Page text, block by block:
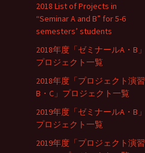
2018 List of Projects in
“Seminar A and B” for 5-6
semesters’ students
2018年度「ゼミナールA・B」
プロジェクト一覧
2018年度「プロジェクト演習
B・C」プロジェクト一覧
2019年度「ゼミナールA・B」
プロジェクト一覧
2019年度「プロジェクト演習